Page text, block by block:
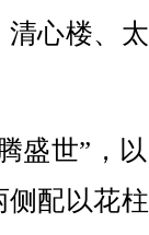
心楼、
世”，以
配以花